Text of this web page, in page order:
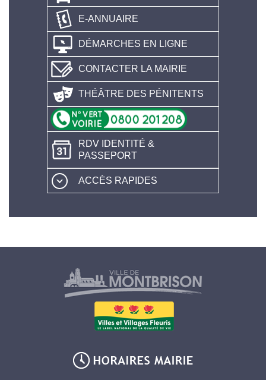
E-ANNUAIRE
DÉMARCHES EN LIGNE
CONTACTER LA MAIRIE
THÉÂTRE DES PÉNITENTS
RDV IDENTITÉ &
PASSEPORT
ACCÈS RAPIDES